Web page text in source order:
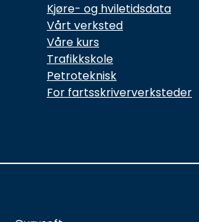
Kjøre- og hviletidsdata
Vårt verksted
Våre kurs
Trafikkskole
Petroteknisk
For fartsskriververksteder